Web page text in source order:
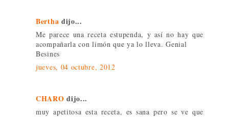
Bertha dijo...
Me parece una receta estupenda, y así no hay que
acompañarla con limón que ya lo lleva. Genial
Besines
jueves, 04 octubre, 2012
CHARO dijo...
muy apetitosa esta receta, es sana pero se ve que